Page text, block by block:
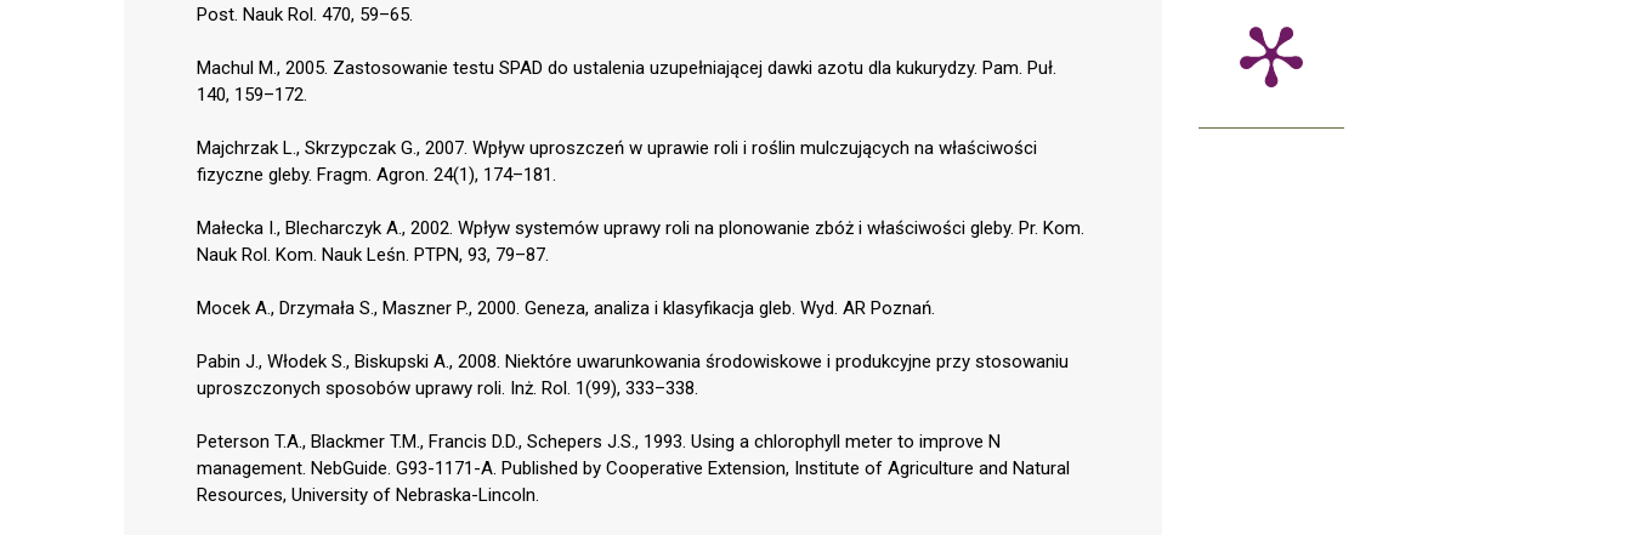
Post. Nauk Rol. 470, 59–65.
Machul M., 2005. Zastosowanie testu SPAD do ustalenia uzupełniającej dawki azotu dla kukurydzy. Pam. Puł.
140, 159–172.
Majchrzak L., Skrzypczak G., 2007. Wpływ uproszczeń w uprawie roli i roślin mulczujących na właściwości
fizyczne gleby. Fragm. Agron. 24(1), 174–181.
Małecka I., Blecharczyk A., 2002. Wpływ systemów uprawy roli na plonowanie zbóż i właściwości gleby. Pr. Kom.
Nauk Rol. Kom. Nauk Leśn. PTPN, 93, 79–87.
Mocek A., Drzymała S., Maszner P., 2000. Geneza, analiza i klasyfikacja gleb. Wyd. AR Poznań.
Pabin J., Włodek S., Biskupski A., 2008. Niektóre uwarunkowania środowiskowe i produkcyjne przy stosowaniu
uproszczonych sposobów uprawy roli. Inż. Rol. 1(99), 333–338.
Peterson T.A., Blackmer T.M., Francis D.D., Schepers J.S., 1993. Using a chlorophyll meter to improve N
management. NebGuide. G93-1171-A. Published by Cooperative Extension, Institute of Agriculture and Natural
Resources, University of Nebraska-Lincoln.